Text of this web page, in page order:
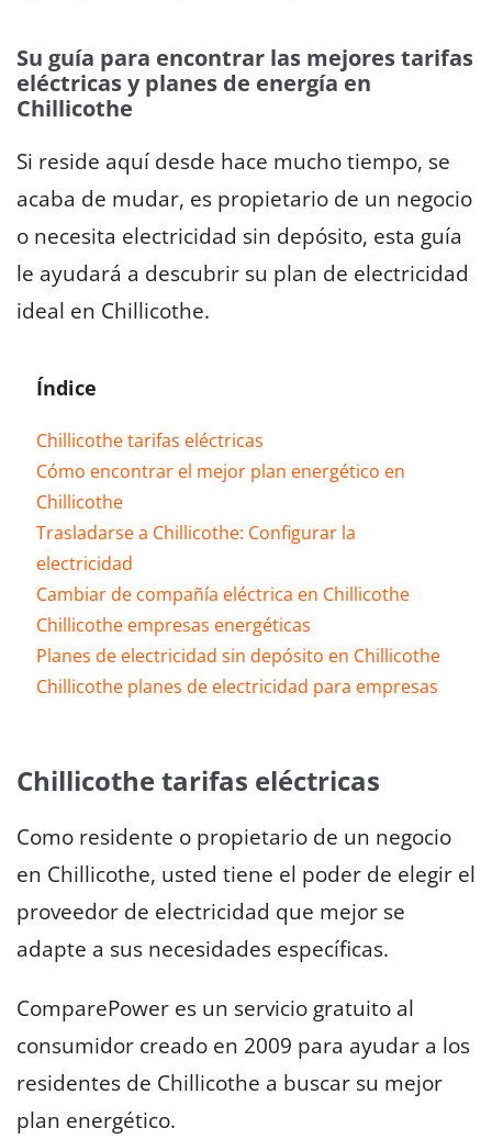
Su guía para encontrar las mejores tarifas
eléctricas y planes de energía en
Chillicothe
Si reside aquí desde hace mucho tiempo, se
acaba de mudar, es propietario de un negocio
o necesita electricidad sin depósito, esta guía
le ayudará a descubrir su plan de electricidad
ideal en Chillicothe.
Índice
Chillicothe tarifas eléctricas
Cómo encontrar el mejor plan energético en
Chillicothe
Trasladarse a Chillicothe: Configurar la
electricidad
Cambiar de compañía eléctrica en Chillicothe
Chillicothe empresas energéticas
Planes de electricidad sin depósito en Chillicothe
Chillicothe planes de electricidad para empresas
Chillicothe tarifas eléctricas
Como residente o propietario de un negocio
en Chillicothe, usted tiene el poder de elegir el
proveedor de electricidad que mejor se
adapte a sus necesidades específicas.
ComparePower es un servicio gratuito al
consumidor creado en 2009 para ayudar a los
residentes de Chillicothe a buscar su mejor
plan energético.